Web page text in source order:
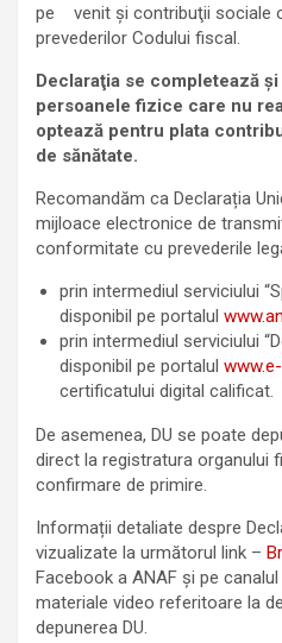
pe venit şi contribuţii sociale
prevederilor Codului fiscal.
Declaraţia se completează
persoanele fizice care nu
optează pentru plata
de sănătate.
Recomandăm ca Declarația
mijloace electronice de
conformitate cu prevederile
prin intermediul serviciului
disponibil pe portalul
prin intermediul serviciului
disponibil pe portalul
certificatului digital calificat.
De asemenea, DU se poate
direct la registratura organului
confirmare de primire.
Informații detaliate despre
vizualizate la următorul link –
Facebook a ANAF și pe
materiale video referitoare la
depunerea DU.